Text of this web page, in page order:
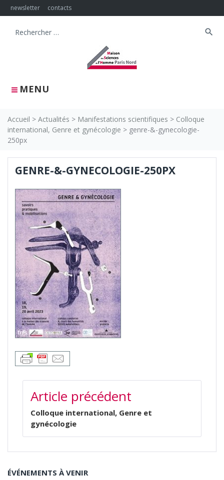
Skip
to
newsletter contacts
MENU
Search
search
Accueil > Actualités > Manifestations scientifiques > Colloque
international, Genre et gynécologie > genre-&-gynecologie-
250px
GENRE-&-GYNECOLOGIE-250PX
NAVIGATION
DE
L’ARTICLE
Article précédent
Colloque international, Genre et
gynécologie
ÉVÉNEMENTS À VENIR